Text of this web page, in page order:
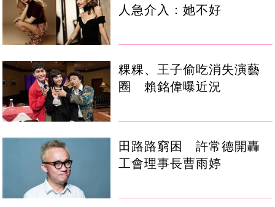
人急介入：她不好
粿粿、王子偷吃消失演藝
圈 賴銘偉曝近況
田路路窮困 許常德開轟
工會理事長曹雨婷